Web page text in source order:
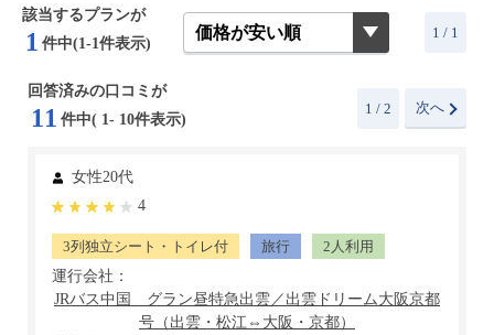
該当するプランが
1 件中(1-1件表示)
1 / 1
回答済みの口コミが
11 件中( 1- 10件表示)
1 / 2 次へ
女性20代
4
3列独立シート・トイレ付 旅行
2人利用
運行会社：